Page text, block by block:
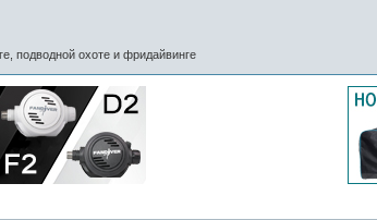
подводной охоте и фридайвинге